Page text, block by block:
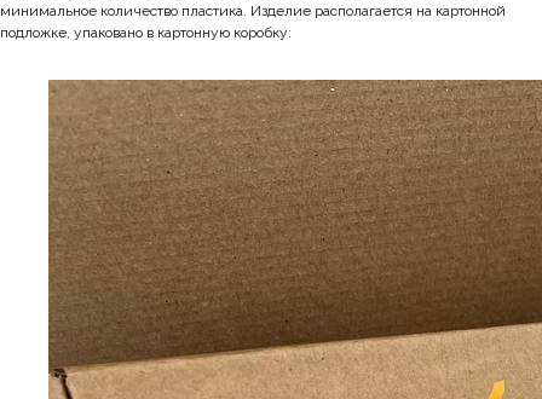
минимальное количество пластика. Изделие располагается на картонной
подложке, упаковано в картонную коробку: